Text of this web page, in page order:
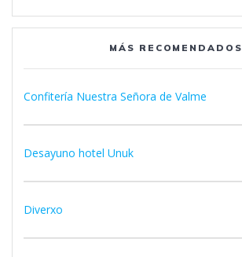
MÁS RECOMENDADOS
Confitería Nuestra Señora de Valme
Desayuno hotel Unuk
Diverxo